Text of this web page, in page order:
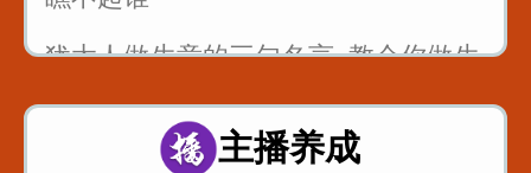
犹太人做生意的三句名言_教会你做生
意
最狠的五句话让你瞬间成长
主播养成